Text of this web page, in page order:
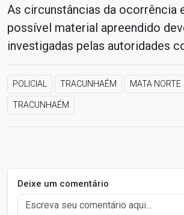
As circunstâncias da ocorrência
possível material apreendido
investigadas pelas autoridades
POLICIAL TRACUNHAÉM MATA NORTE
TRACUNHAÉM
Deixe um comentário